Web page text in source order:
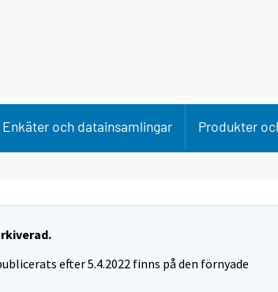
Enkäter och datainsamlingar Produkter
efter 5.4.2022 finns på den förnyade